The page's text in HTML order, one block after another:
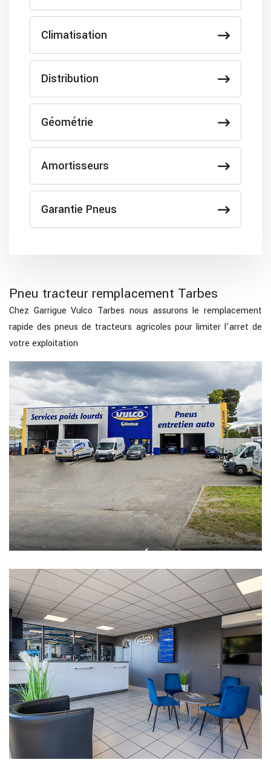
Climatisation
Distribution
Géométrie
Amortisseurs
Garantie Pneus
Pneu tracteur remplacement Tarbes
Chez Garrigue Vulco Tarbes nous assurons le remplacement
rapide des pneus de tracteurs agricoles pour limiter l’arret de
votre exploitation